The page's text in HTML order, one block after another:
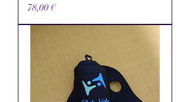
Цена
78,00 €